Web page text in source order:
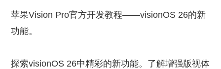
苹果Vision Pro官方开发教程——visionOS 26的新
功能。
探索visionOS 26中精彩的新功能。了解增强版视体